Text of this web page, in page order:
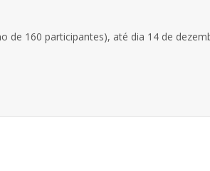
de 160 participantes), até dia 14 de